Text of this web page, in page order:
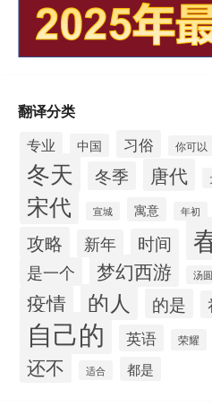
翻译分类
专业
中国 习俗 你可以
冬天 冬季 唐代
宋代 宣城 寓意 年初
攻略 新年 时间
是一个 梦幻西游 汤圆
疫情 的人 的是
自己的 英语 荣耀
还不 适合 都是